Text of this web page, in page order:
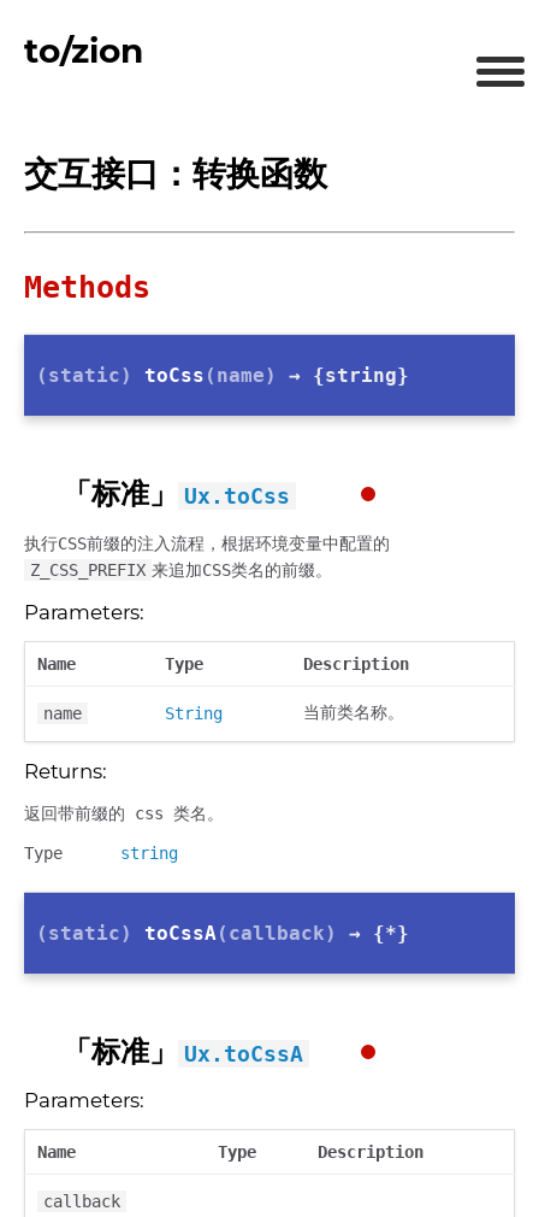
to/zion
交互接口：转换函数
Methods
(static) toCss (name) → {string}
「标准」 Ux.toCss
执行CSS前缀的注入流程，根据环境变量中配置的
Z_CSS_PREFIX 来追加CSS类名的前缀。
Parameters:
Name Type Description
name String 当前类名称。
Returns:
返回带前缀的 css 类名。
Type string
(static) toCssA(callback) → {*}
「标准」 Ux.toCssA
Parameters:
Name Type Description
callback